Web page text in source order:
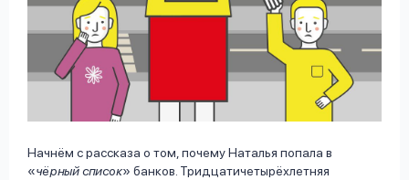
Начнём с рассказа о том, почему Наталья попала в
«чёрный список» банков. Тридцатичетырёхлетняя